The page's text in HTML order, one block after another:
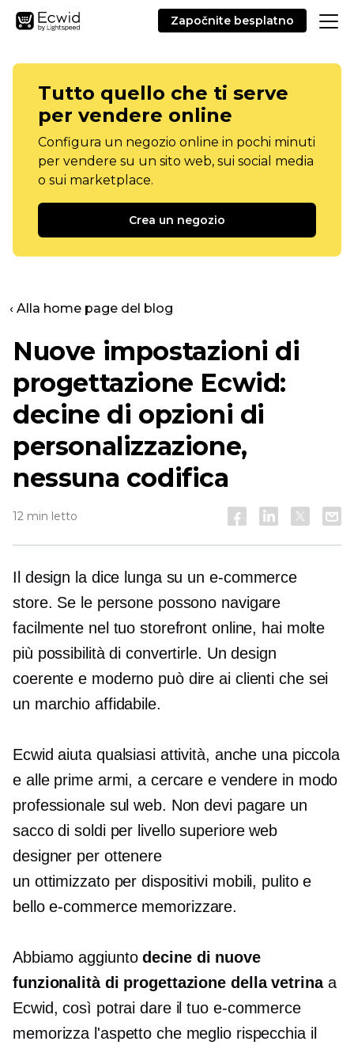
Započnite besplatno
Tutto quello che ti serve
per vendere online
Configura un negozio online in pochi minuti
per vendere su un sito web, sui social media
o sui marketplace.
Crea un negozio
‹ Alla home page del blog
Nuove impostazioni di
progettazione Ecwid:
decine di opzioni di
personalizzazione,
nessuna codifica
12 min letto
Il design la dice lunga su un e-commerce
store. Se le persone possono navigare
facilmente nel tuo storefront online, hai molte
più possibilità di convertirle. Un design
coerente e moderno può dire ai clienti che sei
un marchio affidabile.
Ecwid aiuta qualsiasi attività, anche una piccola
e alle prime armi, a cercare e vendere in modo
professionale sul web. Non devi pagare un
sacco di soldi per livello superioreweb
designer per ottenere
un ottimizzato per dispositivi mobili, pulito e
belloe-commercememorizzare.
Abbiamo aggiuntodecine di nuove
funzionalità di progettazione della vetrinaa
Ecwid, così potrai dare il tuo e-commerce
memorizza l'aspetto che meglio rispecchia il